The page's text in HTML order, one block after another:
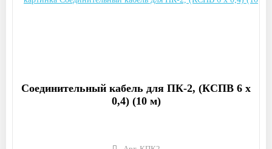
Соединительный кабель для ПК-2, (КСПВ 6 х
0,4) (10 м)